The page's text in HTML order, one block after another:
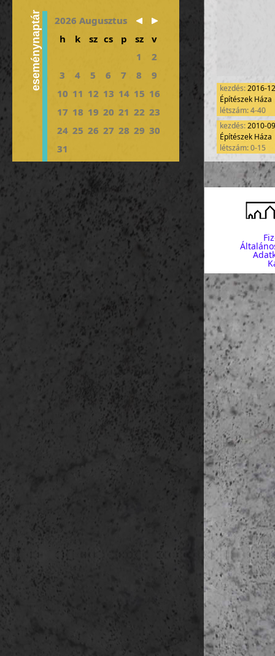
eseménynaptár
2026 Augusztus
h
k sz cs p sz
v
1
2
3
4 5 6 7 8
9
10 11 12 13 14 15 16
17 18 19 20 21 22 23
24 25 26 27 28 29 30
31
kezdés:2016-
Építészek Háza
létszám: 4-40
kezdés:2010-
Építészek Háza
létszám: 0-15